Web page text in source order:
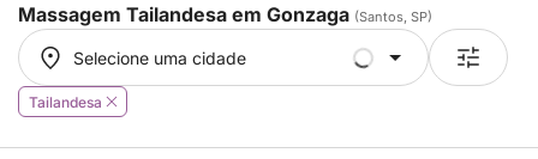
Massagem Tailandesa em Gonzaga (Santos, SP)
Selecione uma cidade
Selecione uma cidade
Tailandesa